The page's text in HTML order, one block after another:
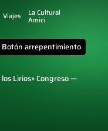
Viajes La Cultural
Amici
Botón arrepentimiento
Lirios» Congreso —